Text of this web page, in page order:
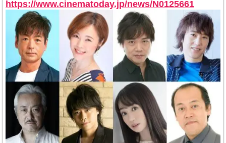
https://www.cinematoday.jp/news/N0125661